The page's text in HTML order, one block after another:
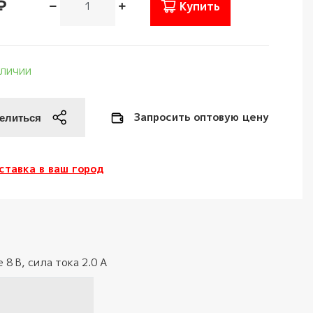
Купить
Запросить оптовую цену
в ваш город
В, сила тока 2.0 A